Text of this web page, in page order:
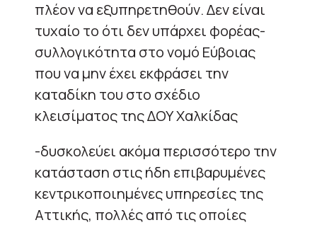
πλέον να εξυπηρετηθούν. Δεν είναι
τυχαίο το ότι δεν υπάρχει φορέας-
συλλογικότητα στο νομό Εύβοιας
που να μην έχει εκφράσει την
καταδίκη του στο σχέδιο
κλεισίματος της ΔΟΥ Χαλκίδας
-δυσκολεύει ακόμα περισσότερο την
κατάσταση στις ήδη επιβαρυμένες
κεντρικοποιημένες υπηρεσίες της
Αττικής, πολλές από τις οποίες